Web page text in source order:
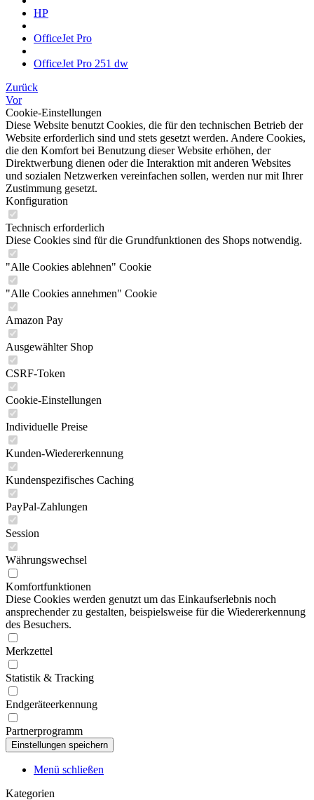
HP
OfficeJet Pro
OfficeJet Pro 251 dw
Zurück
Vor
Cookie-Einstellungen
Diese Website benutzt Cookies, die für den technischen Betrieb der
Website erforderlich sind und stets gesetzt werden. Andere Cookies,
die den Komfort bei Benutzung dieser Website erhöhen, der
Direktwerbung dienen oder die Interaktion mit anderen Websites
und sozialen Netzwerken vereinfachen sollen, werden nur mit Ihrer
Zustimmung gesetzt.
Konfiguration
Technisch erforderlich
Diese Cookies sind für die Grundfunktionen des Shops notwendig.
"Alle Cookies ablehnen" Cookie
"Alle Cookies annehmen" Cookie
Amazon Pay
Ausgewählter Shop
CSRF-Token
Cookie-Einstellungen
Individuelle Preise
Kunden-Wiedererkennung
Kundenspezifisches Caching
PayPal-Zahlungen
Session
Währungswechsel
Komfortfunktionen
Diese Cookies werden genutzt um das Einkaufserlebnis noch
ansprechender zu gestalten, beispielsweise für die Wiedererkennung
des Besuchers.
Merkzettel
Statistik & Tracking
Endgeräteerkennung
Partnerprogramm
Menü schließen
Kategorien